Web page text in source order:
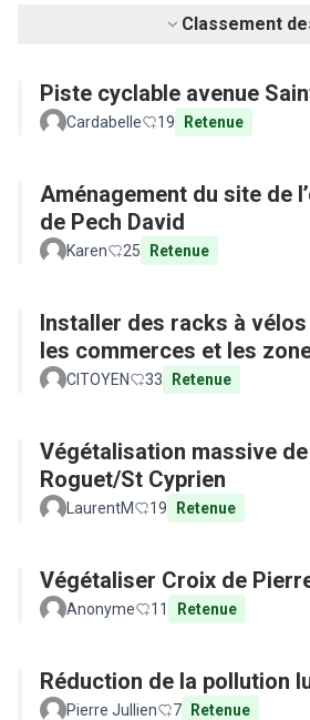
Classement
Piste cyclable avenue
Cardabelle 19 Retenue
Aménagement du site de
de Pech David
Karen 25 Retenue
Installer des racks à
les commerces et les
CITOYEN 33 Retenue
Végétalisation massive
Roguet/St Cyprien
LaurentM 19 Retenue
Végétaliser Croix de
Anonyme 11 Retenue
Réduction de la pollution
Pierre Jullien 7 Retenue